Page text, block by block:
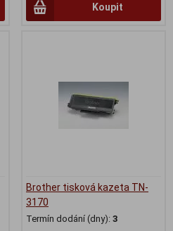
Koupit
Brother tisková kazeta TN-
3170
Termín dodání (dny): 3